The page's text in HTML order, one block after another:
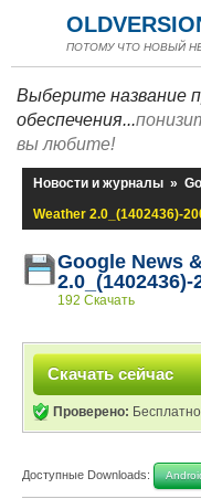
ПОТОМУ ЧТО НОВЫЙ
Выберите название
обеспечения...
вы любите!
Новости и журналы »
Weather 2.0_(1402436)-
Google News
2.0_(1402436)-
192 Скачать
Скачать сейчас
Проверено:
Доступные Downloads: